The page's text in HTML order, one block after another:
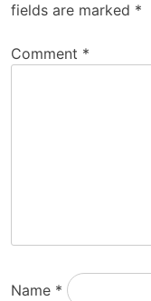
fields are marked *
Comment *
Name *